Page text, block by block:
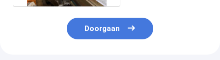
Doorgaan